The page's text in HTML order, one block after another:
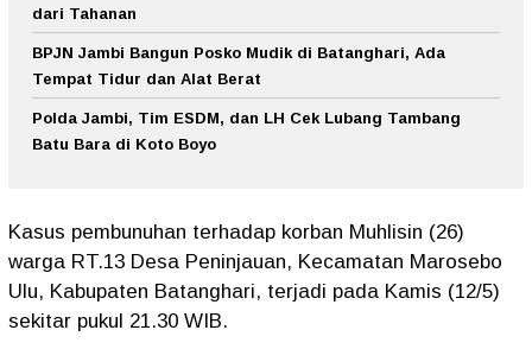
dari Tahanan
BPJN Jambi Bangun Posko Mudik di Batanghari, Ada
Tempat Tidur dan Alat Berat
Polda Jambi, Tim ESDM, dan LH Cek Lubang Tambang
Batu Bara di Koto Boyo
Kasus pembunuhan terhadap korban Muhlisin (26)
warga RT.13 Desa Peninjauan, Kecamatan Marosebo
Ulu, Kabupaten Batanghari, terjadi pada Kamis (12/5)
sekitar pukul 21.30 WIB.